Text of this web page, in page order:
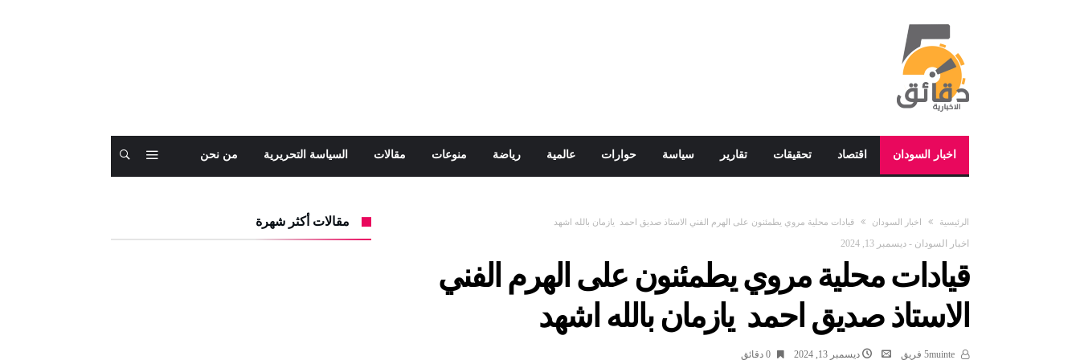
اخبار السودان اقتصاد تحقيقات تقارير سياسة حوارات عالمية رياضة منوعات مقالات السياسة التحريرية من نحن
‫الرئيسية‬ اخبار السودان قيادات محلية مروي يطمئنون على الهرم الفني الاستاذ صديق احمد يازمان بالله اشهد
اخبار السودان - ديسمبر 13, 2024
قيادات محلية مروي يطمئنون على الهرم الفني
الاستاذ صديق احمد يازمان بالله اشهد
ديسمبر 13, 2024 0 ‫دقائق‬
مقالات أكثر شهرة